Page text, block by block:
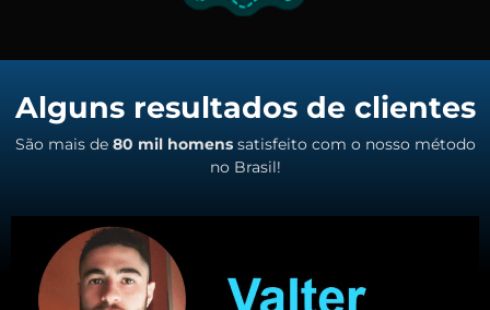
Alguns resultados de clientes
São mais de 80 mil homenssatisfeito com o nosso método
no Brasil!